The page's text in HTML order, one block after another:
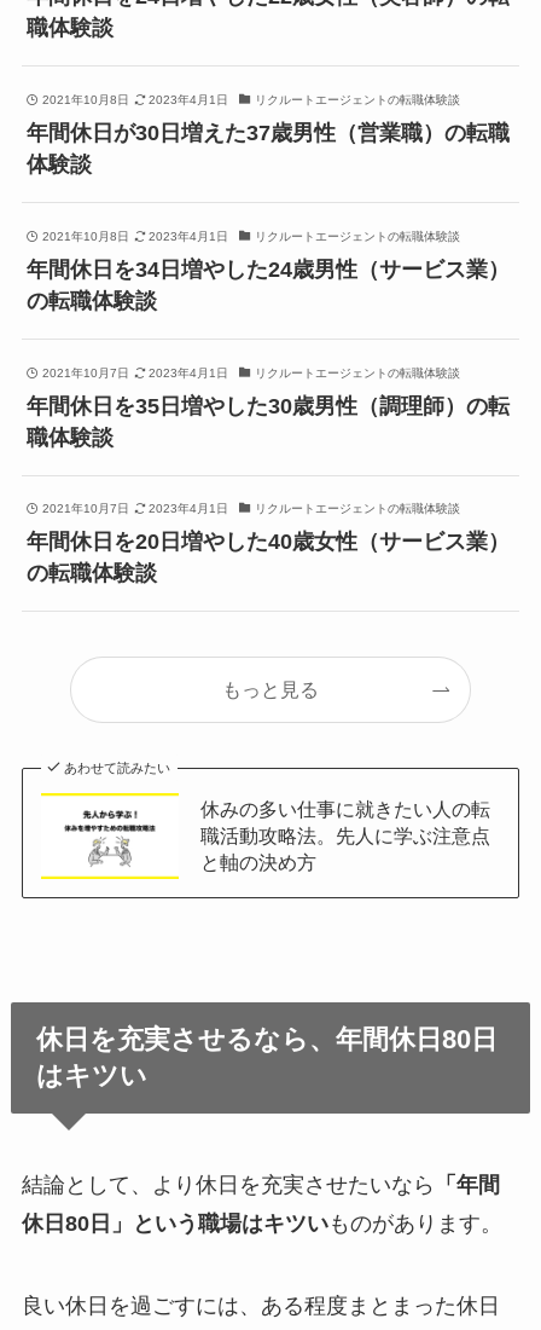
職体験談
2021年10月8日 2023年4月1日 リクルートエージェントの転職体験談
年間休日が30日増えた37歳男性（営業職）の転職
体験談
2021年10月8日 2023年4月1日 リクルートエージェントの転職体験談
年間休日を34日増やした24歳男性（サービス業）
の転職体験談
2021年10月7日 2023年4月1日 リクルートエージェントの転職体験談
年間休日を35日増やした30歳男性（調理師）の転
職体験談
2021年10月7日 2023年4月1日 リクルートエージェントの転職体験談
年間休日を20日増やした40歳女性（サービス業）
の転職体験談
もっと見る
あわせて読みたい
休みの多い仕事に就きたい人の転
職活動攻略法。先人に学ぶ注意点
と軸の決め方
休日を充実させるなら、年間休日80日
はキツい
結論として、より休日を充実させたいなら
「年間
休日80日」という職場はキツいものがあります。
良い休日を過ごすには、ある程度まとまった休日